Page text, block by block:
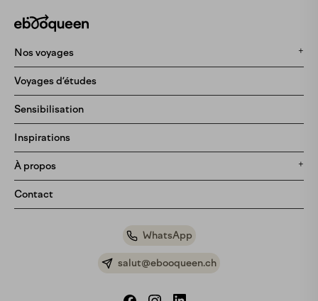
Nos voyages
Tous nos voyages
Bientôt disponibles
Voyages d’études
Sensibilisation
Inspirations
À propos
Notre histoire
Contact
WhatsApp
salut@ebooqueen.ch